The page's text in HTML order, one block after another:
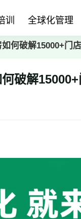
训 全球化管理
何破解15000+门
破解